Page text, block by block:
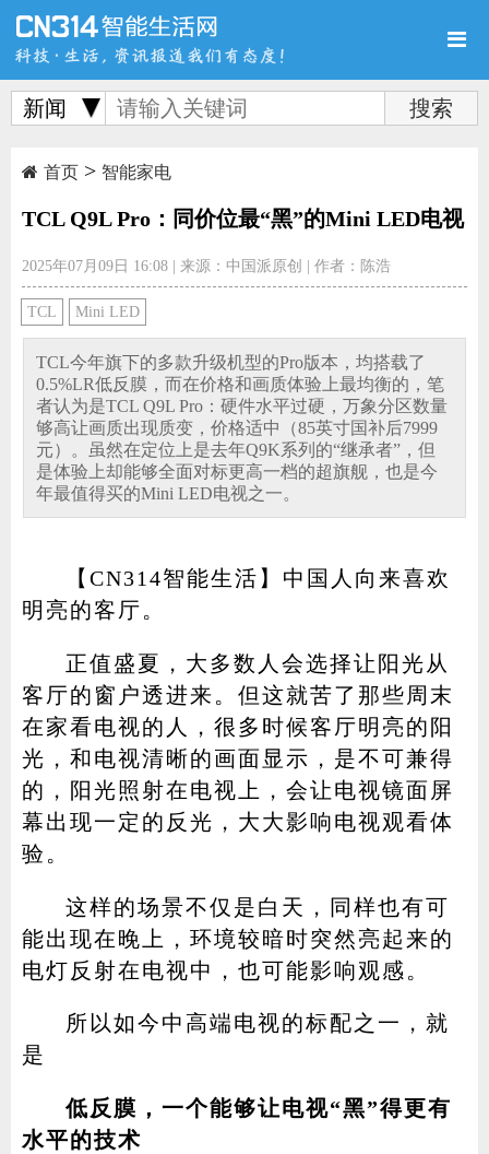
首页
导购
图赏 游记 直播
家电 技巧 作者
登录 注册
新闻
首页> 智能家电
TCL Q9L Pro：同价位最“黑”的Mini LED电视
2025年07月09日 16:08| 来源：中国派原创 | 作者：陈浩
TCL Mini LED
TCL今年旗下的多款升级机型的Pro版本，均搭载了
0.5%LR低反膜，而在价格和画质体验上最均衡的，笔
者认为是TCL Q9L Pro：硬件水平过硬，万象分区数量
够高让画质出现质变，价格适中（85英寸国补后7999
元）。虽然在定位上是去年Q9K系列的“继承者”，但
是体验上却能够全面对标更高一档的超旗舰，也是今
年最值得买的Mini LED电视之一。
【CN314智能生活】中国人向来喜欢
明亮的客厅。
正值盛夏，大多数人会选择让阳光从
客厅的窗户透进来。但这就苦了那些周末
在家看电视的人，很多时候客厅明亮的阳
光，和电视清晰的画面显示，是不可兼得
的，阳光照射在电视上，会让电视镜面屏
幕出现一定的反光，大大影响电视观看体
验。
这样的场景不仅是白天，同样也有可
能出现在晚上，环境较暗时突然亮起来的
电灯反射在电视中，也可能影响观感。
所以如今中高端电视的标配之一，就
是
低反膜，一个能够让电视“黑”得更有
水平的技术